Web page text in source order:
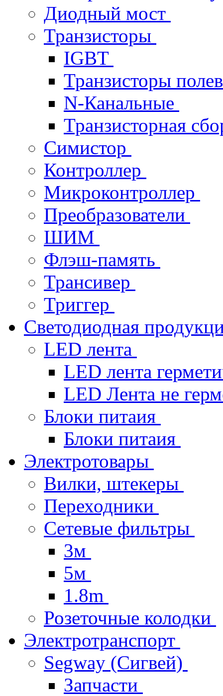
Диодный мост
Транзисторы
IGBT
Транзисторы
N-Канальные
Транзисторная
Симистор
Контроллер
Микроконтроллер
Преобразователи
ШИМ
Флэш-память
Трансивер
Триггер
Светодиодная
LED лента
LED лента
LED Лента не
Блоки питаия
Блоки питаия
Электротовары
Вилки, штекеры
Переходники
Сетевые фильтры
3м
5м
1.8m
Розеточные колодки
Электротранспорт
Segway (Сигвей)
Запчасти